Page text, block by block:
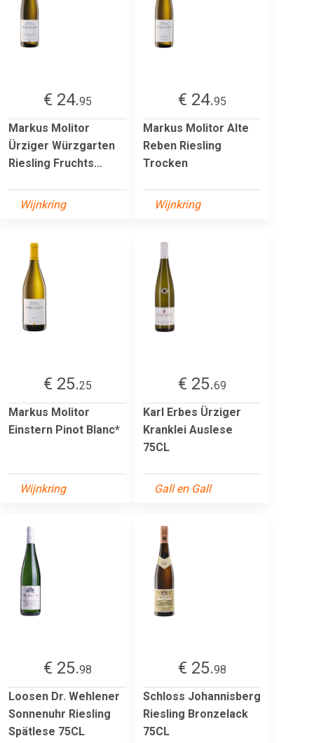
€ 24.95
Markus Molitor
Ürziger Würzgarten
Riesling Fruchts...
Wijnkring
€ 24.95
Markus Molitor Alte
Reben Riesling
Trocken
Wijnkring
€ 25.25
Markus Molitor
Einstern Pinot Blanc*
Wijnkring
€ 25.69
Karl Erbes Ürziger
Kranklei Auslese
75CL
Gall en Gall
€ 25.98
Loosen Dr. Wehlener
Sonnenuhr Riesling
Spätlese 75CL
€ 25.98
Schloss Johannisberg
Riesling Bronzelack
75CL